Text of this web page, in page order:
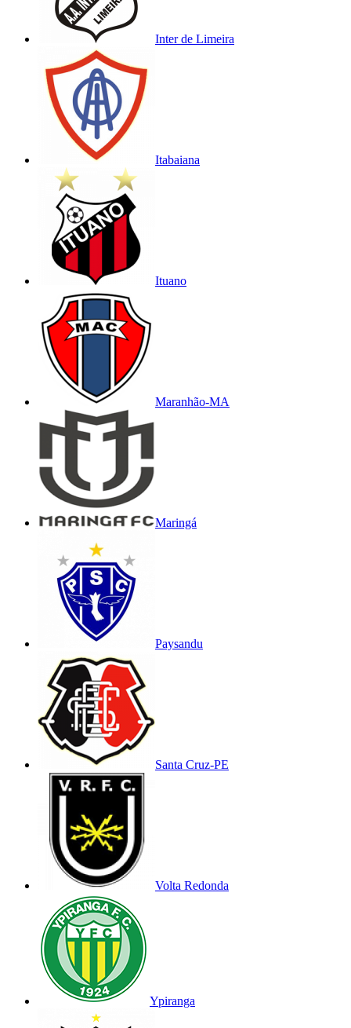
Inter de Limeira
Itabaiana
Ituano
Maranhão-MA
Maringá
Paysandu
Santa Cruz-PE
Volta Redonda
Ypiranga